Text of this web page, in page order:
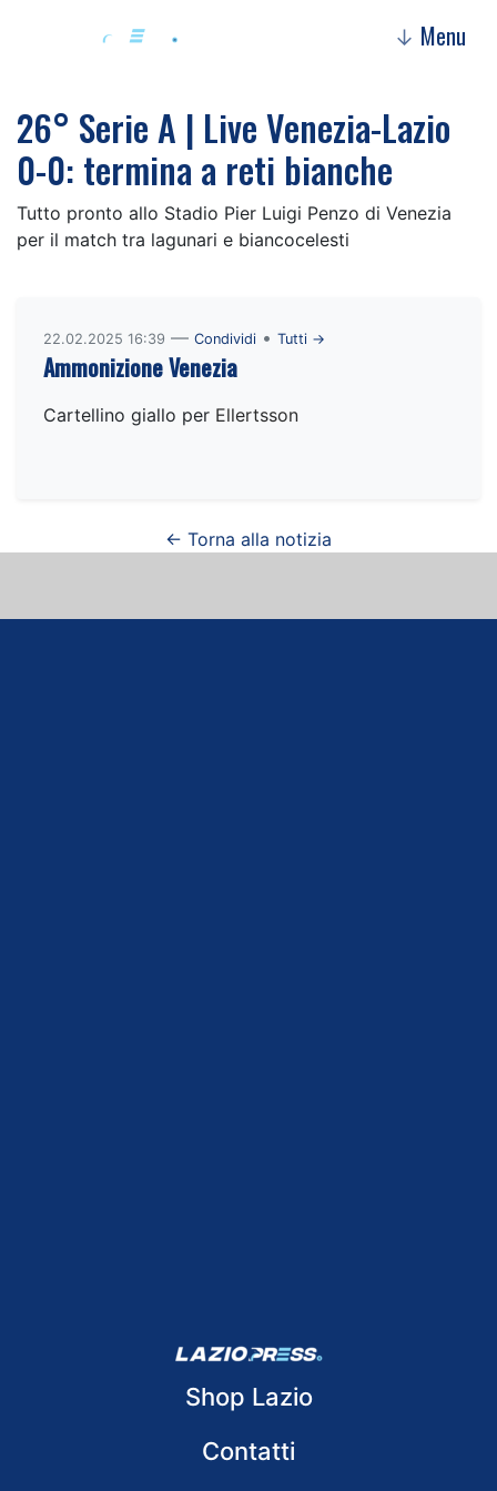
↓ Menu
26° Serie A | Live Venezia-Lazio
0-0: termina a reti bianche
Tutto pronto allo Stadio Pier Luigi Penzo di Venezia
per il match tra lagunari e biancocelesti
22.02.2025 16:39 — Condividi • Tutti →
Ammonizione Venezia
Cartellino giallo per Ellertsson
← Torna alla notizia
Shop Lazio
Contatti